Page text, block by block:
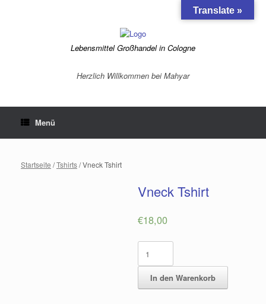
Lebensmittel Großhandel in Cologne
Herzlich Willkommen bei Mahyar
Menü
Startseite /Tshirts/ Vneck Tshirt
Vneck Tshirt
€18,00
Tshirt
Menge
In den Warenkorb
Translate »